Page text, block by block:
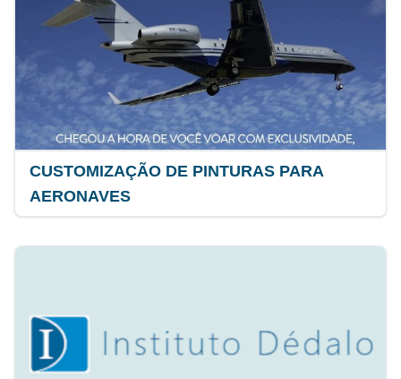
CUSTOMIZAÇÃO DE PINTURAS PARA
AERONAVES